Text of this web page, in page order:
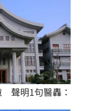
聲明1句醫轟：